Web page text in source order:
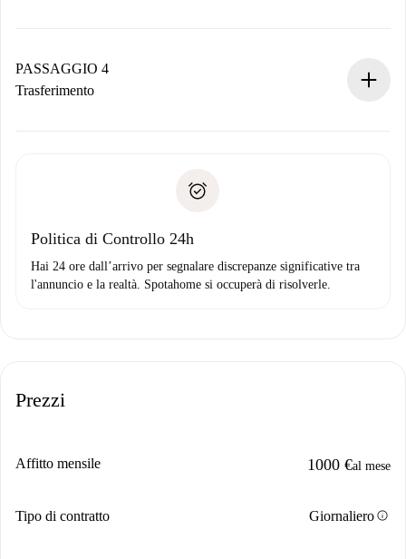
contatto con il proprietario.
Se rifiutata: non ti addebiteremo nulla e ti proporremo
Domiciliazione del pagamento
PASSAGGIO 4
Trasferimento
solo se non segnali problemi.
Politica di Controllo 24h
Hai 24 ore dall’arrivo per segnalare discrepanze significative tra
l'annuncio e la realtà. Spotahome si occuperà di risolverle.
Prezzi
Affitto mensile 1000 €al mese
Tipo di contratto Giornalieroinfo